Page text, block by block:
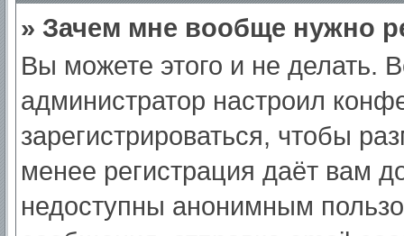
» Зачем мне вообще нужно
Вы можете этого и не делать.
администратор настроил
зарегистрироваться, чтобы
менее регистрация даёт вам
недоступны анонимным